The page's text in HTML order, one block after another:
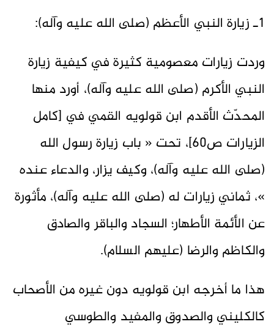
1ـ زيارة النبي الأعظم (صلى الله عليه وآله):
وردت زيارات معصومية كثيرة في كيفية زيارة
النبي الأكرم (صلى الله عليه وآله)، أورد منها
المحدّث الأقدم ابن قولويه القمي في [كامل
الزيارات ص60]، تحت « باب زيارة رسول الله
(صلى الله عليه وآله)، وكيف يزار، والدعاء عنده
»، ثماني زيارات له (صلى الله عليه وآله)، مأثورة
عن الأئمة الأطهار؛ السجاد والباقر والصادق
والكاظم والرضا (عليهم السلام).
هذا ما أخرجه ابن قولويه دون غيره من الأصحاب
كالكليني والصدوق والمفيد والطوسي